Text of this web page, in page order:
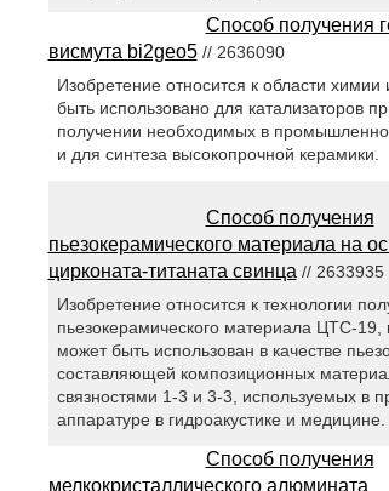
Способ получения
висмута bi2geo5// 2636090
Изобретение относится к области химии
быть использовано для катализаторов
получении необходимых в
и для синтеза высокопрочной керамики.
Способ получения
пьезокерамического материала на
цирконата-титаната свинца // 2633935
Изобретение относится к технологии
пьезокерамического материала ЦТС-19,
может быть использован в качестве
составляющей композиционных
связностями 1-3 и 3-3, используемых в
аппаратуре в гидроакустике и медицине.
Способ получения
мелкокристаллического алюмината